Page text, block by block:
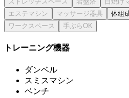
体組
トレーニング機器
ダンベル
スミスマシン
ベンチ